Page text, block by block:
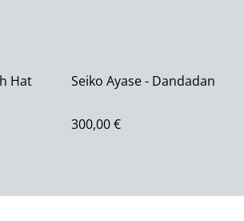
Hat
Seiko Ayase - Dandadan
300,00 €